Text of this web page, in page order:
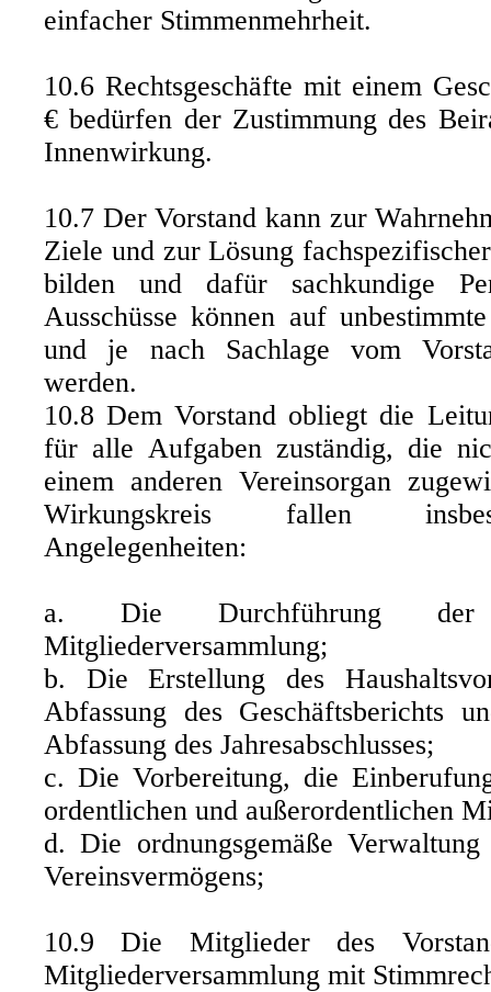
einfacher Stimmenmehrheit.
10.6 Rechtsgeschäfte mit einem
€ bedürfen der Zustimmung des
Innenwirkung.
10.7 Der Vorstand kann zur
Ziele und zur Lösung
bilden und dafür sachkundige
Ausschüsse können auf
und je nach Sachlage vom
werden.
10.8 Dem Vorstand obliegt die
für alle Aufgaben zuständig, die
einem anderen Vereinsorgan
Wirkungskreis fallen
Angelegenheiten:
a. Die Durchführung der
Mitgliederversammlung;
b. Die Erstellung des
Abfassung des Geschäftsberichts
Abfassung des Jahresabschlusses;
c. Die Vorbereitung, die
ordentlichen und außerordentlichen
d. Die ordnungsgemäße
Vereinsvermögens;
10.9 Die Mitglieder des
Mitgliederversammlung mit